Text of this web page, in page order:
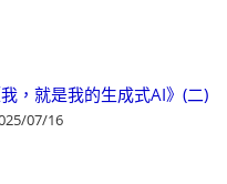
我，就是我的生成式AI》(二)
07/16